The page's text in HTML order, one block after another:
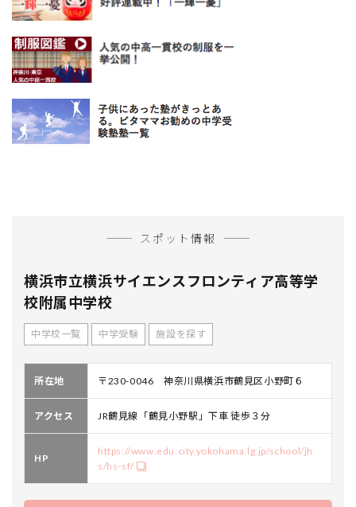
スポット情報
横浜市立横浜サイエンスフロンティア高等学
校附属中学校
中学校一覧 中学受験 施設を探す
所在地 〒230-0046 神奈川県横浜市鶴見区小野町６
アクセス JR鶴見線「鶴見小野駅」下車 徒歩３分
HP
https://www.edu.city.yokohama.lg.jp/school/jh
s/hs-sf/